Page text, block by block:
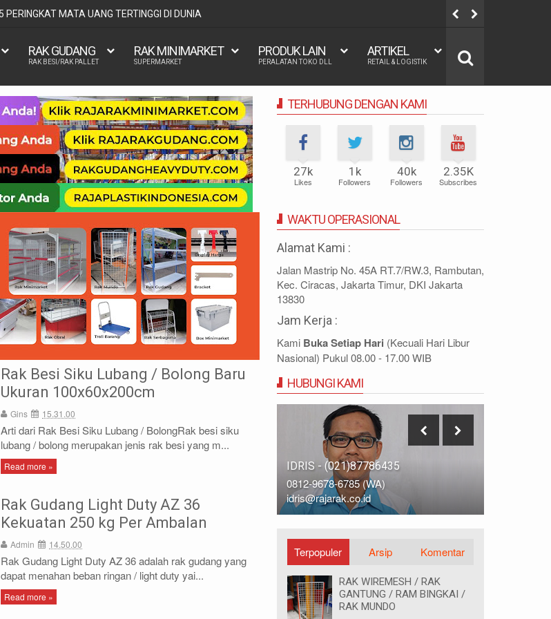
UKURAN KASUR 90x200, 100x200, 120x200, 140x200, 160x200, 180x200 | FUNGSI, MANFAAT
RAK GUDANG
RAK BESI/RAK PALLET
RAK MINIMARKET
SUPERMARKET
PRODUK LAIN
PERALATAN TOKO DLL
ARTIKEL
RETAIL & LOGISTIK
Rak Besi Siku Lubang / Bolong Baru
Ukuran 100x60x200cm
Gins 15.31.00
Arti dari Rak Besi Siku Lubang / BolongRak besi siku
lubang / bolong merupakan jenis rak besi yang m...
Read more »
Rak Gudang Light Duty AZ 36
Kekuatan 250 kg Per Ambalan
Admin 14.50.00
Rak Gudang Light Duty AZ 36 adalah rak gudang yang
dapat menahan beban ringan / light duty yai...
Read more »
TERHUBUNG DENGAN KAMI
27k
Likes
1k
Followers
40k
Followers
2.35K
Subscribes
WAKTU OPERASIONAL
Alamat Kami :
Jalan Mastrip No. 45A RT.7/RW.3, Rambutan,
Kec. Ciracas, Jakarta Timur, DKI Jakarta
13830
Jam Kerja :
Kami Buka Setiap Hari (Kecuali Hari Libur
Nasional) Pukul 08.00 - 17.00 WIB
HUBUNGI KAMI
didin@rajarak.co.id
IDRIS - (021)87786435
0812-9678-6785 (WA)
idris@rajarak.co.id
Terpopuler Arsip Komentar
RAK WIREMESH / RAK
GANTUNG / RAM BINGKAI /
RAK MUNDO